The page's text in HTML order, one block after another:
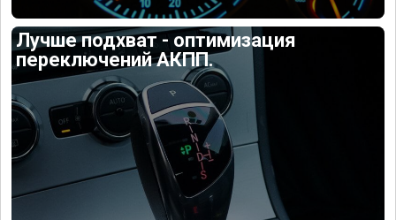
Лучше подхват - оптимизация
переключений АКПП.